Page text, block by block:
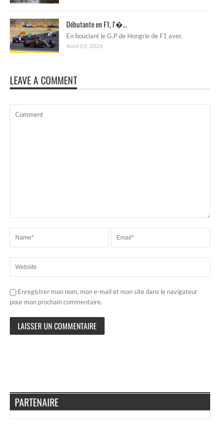
Débutante en F1, l’�...
En bouclant le G.P de Hongrie de F1 avec
Août 03, 2026
LEAVE A COMMENT
Enregistrer mon nom, mon e-mail et mon site dans le navigateur
pour mon prochain commentaire.
PARTENAIRE